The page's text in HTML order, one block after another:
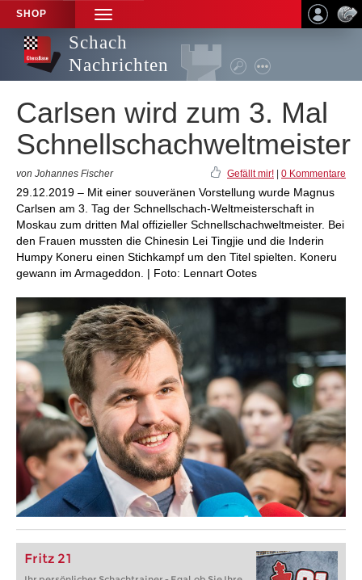
SHOP
TOGGLE
NAVIGATION
Schach
Nachrichten
Carlsen wird zum 3. Mal
Schnellschachweltmeister
von Johannes Fischer Gefällt mir! 0 Kommentare
29.12.2019 – Mit einer souveränen Vorstellung wurde Magnus
Carlsen am 3. Tag der Schnellschach-Weltmeisterschaft in
Moskau zum dritten Mal offizieller Schnellschachweltmeister. Bei
den Frauen mussten die Chinesin Lei Tingjie und die Inderin
Humpy Koneru einen Stichkampf um den Titel spielten. Koneru
gewann im Armageddon. | Foto: Lennart Ootes
Fritz 21